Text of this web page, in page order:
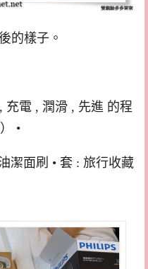
的樣子。
充電 , 潤滑 , 先進 的程
•
潔面刷 • 套 : 旅行收藏